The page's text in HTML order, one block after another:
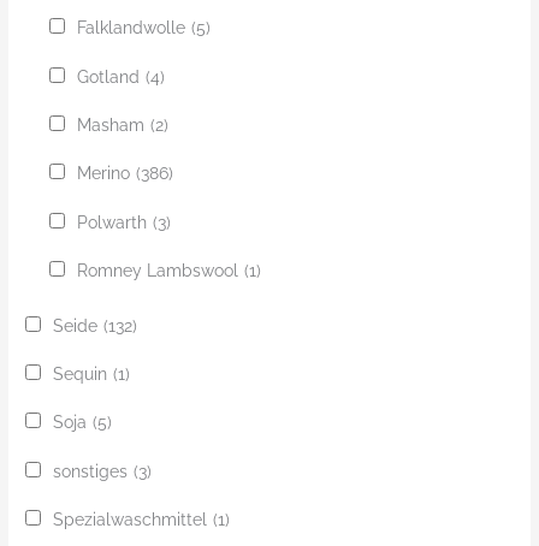
Falklandwolle (5)
Gotland (4)
Masham (2)
Merino (386)
Polwarth (3)
Romney Lambswool (1)
Seide (132)
Sequin (1)
Soja (5)
sonstiges (3)
Spezialwaschmittel (1)